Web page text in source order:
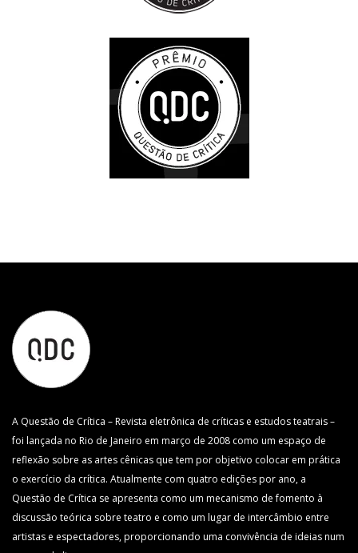
A Questão de Crítica – Revista eletrônica de críticas e estudos teatrais –
foi lançada no Rio de Janeiro em março de 2008 como um espaço de
reflexão sobre as artes cênicas que tem por objetivo colocar em prática
o exercício da crítica. Atualmente com quatro edições por ano, a
Questão de Crítica se apresenta como um mecanismo de fomento à
discussão teórica sobre teatro e como um lugar de intercâmbio entre
artistas e espectadores, proporcionando uma convivência de ideias num